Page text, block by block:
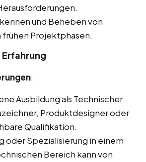
und Beheben von
Projektphasen.
:
Ausbildung als Technischer
Produktdesigner oder
Qualifikation.
oder Spezialisierung in einem
Bereich kann von